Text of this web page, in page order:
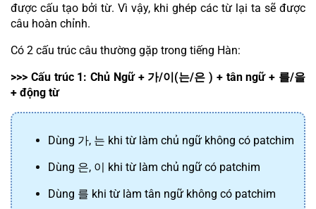
được cấu tạo bởi từ. Vì vậy, khi ghép các từ lại ta sẽ được
câu hoàn chỉnh.
Có 2 cấu trúc câu thường gặp trong tiếng Hàn:
>>> Cấu trúc 1: Chủ Ngữ + 가/이(는/은 ) + tân ngữ + 를/을
+ động từ
Dùng 가, 는 khi từ làm chủ ngữ không có patchim
Dùng 은, 이 khi từ làm chủ ngữ có patchim
Dùng 를 khi từ làm tân ngữ không có patchim